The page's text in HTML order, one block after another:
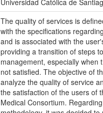
Universidad Católica de
The quality of services is
with the specifications
and is associated with the
providing a transition of steps
management, especially when
not satisfied. The objective of
analyze the quality of service
the satisfaction of the users of
Medical Consortium.